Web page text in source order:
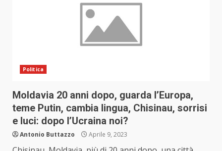
Politica
Moldavia 20 anni dopo, guarda l’Europa,
teme Putin, cambia lingua, Chisinau, sorrisi
e luci: dopo l’Ucraina noi?
Antonio Buttazzo Aprile 9, 2023